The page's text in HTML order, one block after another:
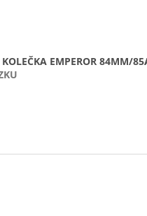
EMPEROR 84MM/